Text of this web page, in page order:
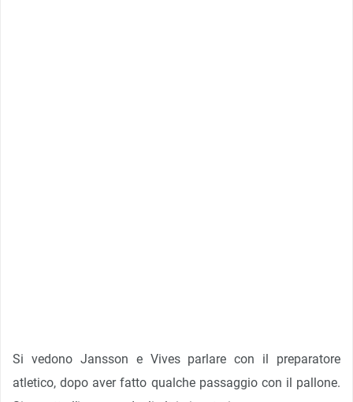
Si vedono Jansson e Vives parlare con il preparatore
atletico, dopo aver fatto qualche passaggio con il pallone.